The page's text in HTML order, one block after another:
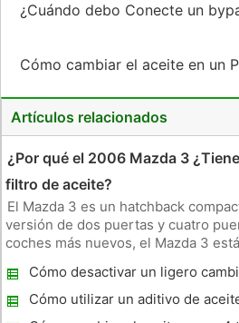
¿Cuándo debo Conecte un
Cómo cambiar el aceite en un
Artículos relacionados
¿Por qué el 2006 Mazda 3
filtro de aceite?
El Mazda 3 es un hatchback
versión de dos puertas y cuatro
coches más nuevos, el Mazda 3
Cartucho del filtro de aceite Un
un
Cómo desactivar un ligero
Cómo utilizar un aditivo de